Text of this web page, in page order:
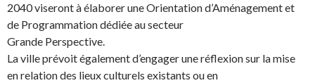
2040 viseront à élaborer une Orientation d’Aménagement et
de Programmation dédiée au secteur
Grande Perspective.
La ville prévoit également d’engager une réflexion sur la mise
en relation des lieux culturels existants ou en